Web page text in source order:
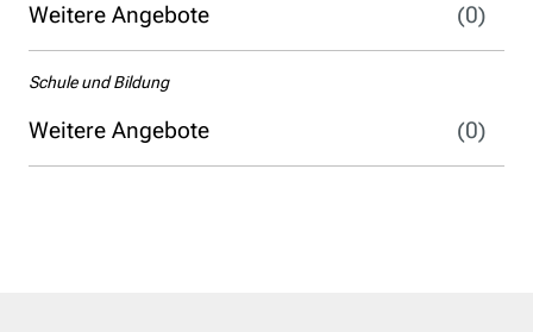
Weitere Angebote
(0)
Schule und Bildung
Weitere Angebote (0)